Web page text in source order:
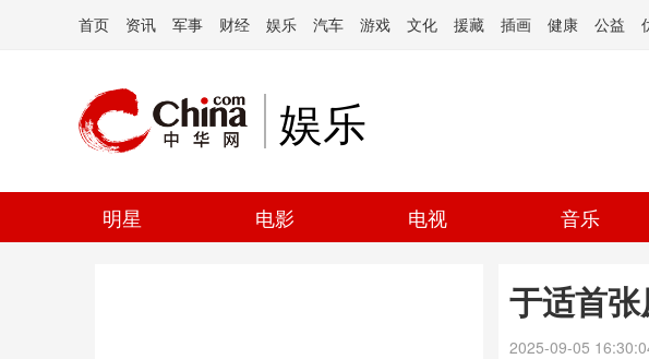
首页 资讯 军事 财经 娱乐 汽车 游戏 文化 援藏 插画 健康 公益
娱乐
明星 电影 电视 音乐
于适首
2025-09-05